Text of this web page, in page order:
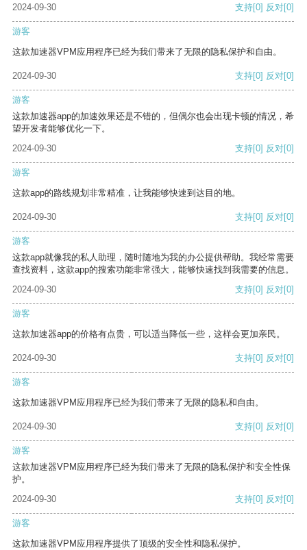
2024-09-30 支持[0] 反对[0]
游客
这款加速器VPM应用程序已经为我们带来了无限的隐私保护和自由。
2024-09-30 支持[0] 反对[0]
游客
这款加速器app的加速效果还是不错的，但偶尔也会出现卡顿的情况，希
望开发者能够优化一下。
2024-09-30
支持[0] 反对[0]
游客
这款app的路线规划非常精准，让我能够快速到达目的地。
2024-09-30 支持[0] 反对[0]
游客
这款app就像我的私人助理，随时随地为我的办公提供帮助。我经常需要
查找资料，这款app的搜索功能非常强大，能够快速找到我需要的信息。
2024-09-30
支持[0] 反对[0]
游客
这款加速器app的价格有点贵，可以适当降低一些，这样会更加亲民。
2024-09-30 支持[0] 反对[0]
游客
这款加速器VPM应用程序已经为我们带来了无限的隐私和自由。
2024-09-30 支持[0] 反对[0]
游客
这款加速器VPM应用程序已经为我们带来了无限的隐私保护和安全性保
护。
2024-09-30
支持[0] 反对[0]
游客
这款加速器VPM应用程序提供了顶级的安全性和隐私保护。